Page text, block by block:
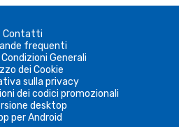
Contatti
frequenti
Generali
dei Cookie
sulla privacy
dei codici promozionali
desktop
per Android